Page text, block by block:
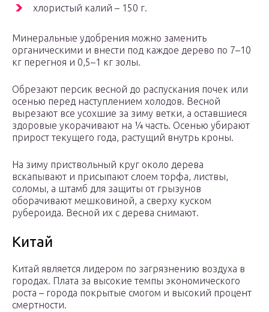
хлористый калий – 150 г.
Минеральные удобрения можно заменить
органическими и внести под каждое дерево по 7–10
кг перегноя и 0,5–1 кг золы.
Обрезают персик весной до распускания почек или
осенью перед наступлением холодов. Весной
вырезают все усохшие за зиму ветки, а оставшиеся
здоровые укорачивают на ¼ часть. Осенью убирают
прирост текущего года, растущий внутрь кроны.
На зиму приствольный круг около дерева
вскапывают и присыпают слоем торфа, листвы,
соломы, а штамб для защиты от грызунов
оборачивают мешковиной, а сверху куском
рубероида. Весной их с дерева снимают.
Китай
Китай является лидером по загрязнению воздуха в
городах. Плата за высокие темпы экономического
роста – города покрытые смогом и высокий процент
смертности.